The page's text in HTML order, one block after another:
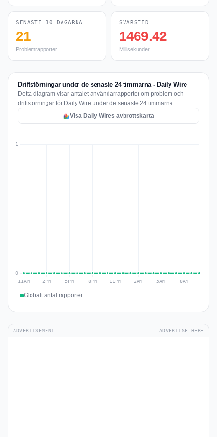
SENASTE 30 DAGARNA
21
Problemrapporter
SVARSTID
1469.42
Millisekunder
Driftstörningar under de senaste 24 timmarna - Daily Wire
Detta diagram visar antalet användarrapporter om problem och
driftstörningar för Daily Wire under de senaste 24 timmarna.
Visa Daily Wires avbrottskarta
Globalt antal rapporter
ADVERTISEMENT ADVERTISE HERE